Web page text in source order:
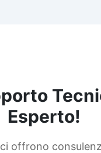
Esperto!
offrono